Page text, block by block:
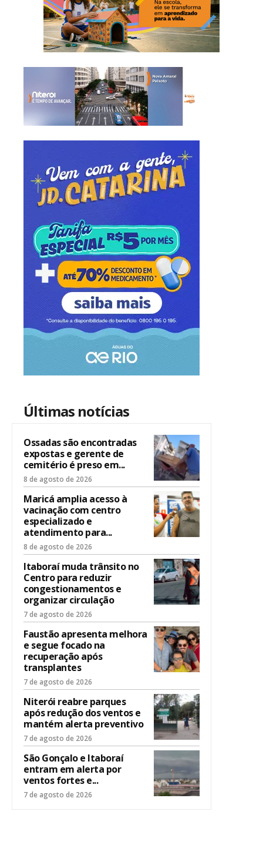
Últimas notícias
Ossadas são encontradas
expostas e gerente de
cemitério é preso em...
8 de agosto de 2026
Maricá amplia acesso à
vacinação com centro
especializado e
atendimento para...
8 de agosto de 2026
Itaboraí muda trânsito no
Centro para reduzir
congestionamentos e
organizar circulação
7 de agosto de 2026
Faustão apresenta melhora
e segue focado na
recuperação após
transplantes
7 de agosto de 2026
Niterói reabre parques
após redução dos ventos e
mantém alerta preventivo
7 de agosto de 2026
São Gonçalo e Itaboraí
entram em alerta por
ventos fortes e...
7 de agosto de 2026